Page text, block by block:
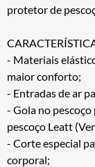
protetor de
- Materiais
maior conforto;
- Entradas de ar
- Gola no
pescoço Leatt
- Corte especial
corporal;